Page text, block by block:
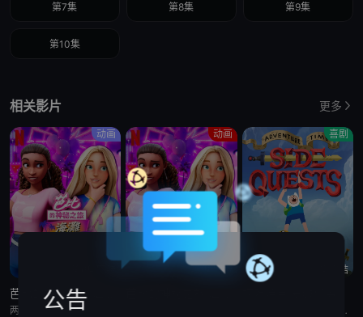
第7集 第8集 第9集
第10集
相关影片 更多
动画 动画
第6集完结
喜剧
第20集完结
萨沙·奈特,约翰·迪·马吉欧,汤姆·肯尼,海登·瓦尔希,奥利维亚·奥尔森,杨泫贞
公告